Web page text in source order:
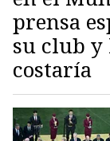
prensa
su club y
costaría